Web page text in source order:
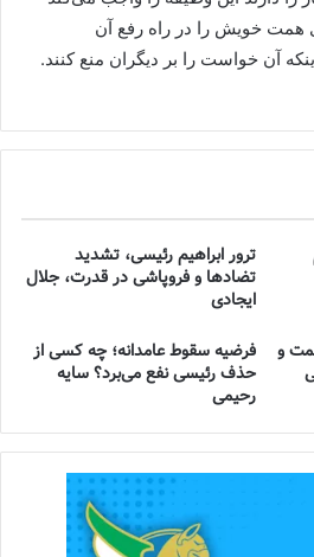
همت خویش را در راه رفع آن
آن خواست را بر دیگران منع کنند.
ترور ابراهیم رئیسی، تشدید
تضادها و فروپاشی در قدرت، جلال
ایجادی
و
فرضیه سقوط عامدانه؛ چه کسی از
حذف رئیسی نفع می‌برد؟ سایه
رحیمی